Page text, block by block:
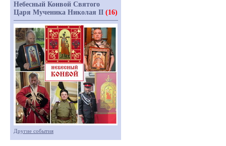
Небесный Конвой Святого
Царя Мученика Николая II (16)
Другие события